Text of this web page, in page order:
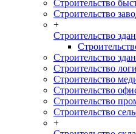
Строительство
Строительство
+
Строительство
Строительство
Строительство
Строительство
Строительство
Строительство
Строительство
+